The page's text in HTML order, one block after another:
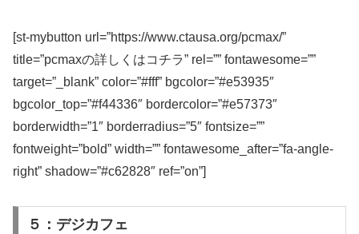
[st-mybutton url=”https://www.ctausa.org/pcmax/”
title=”pcmaxの詳しくはコチラ” rel=”” fontawesome=””
target=”_blank” color=”#fff” bgcolor=”#e53935″
bgcolor_top=”#f44336″ bordercolor=”#e57373″
borderwidth=”1″ borderradius=”5″ fontsize=””
fontweight=”bold” width=”” fontawesome_after=”fa-angle-
right” shadow=”#c62828″ ref=”on”]
５：デジカフェ